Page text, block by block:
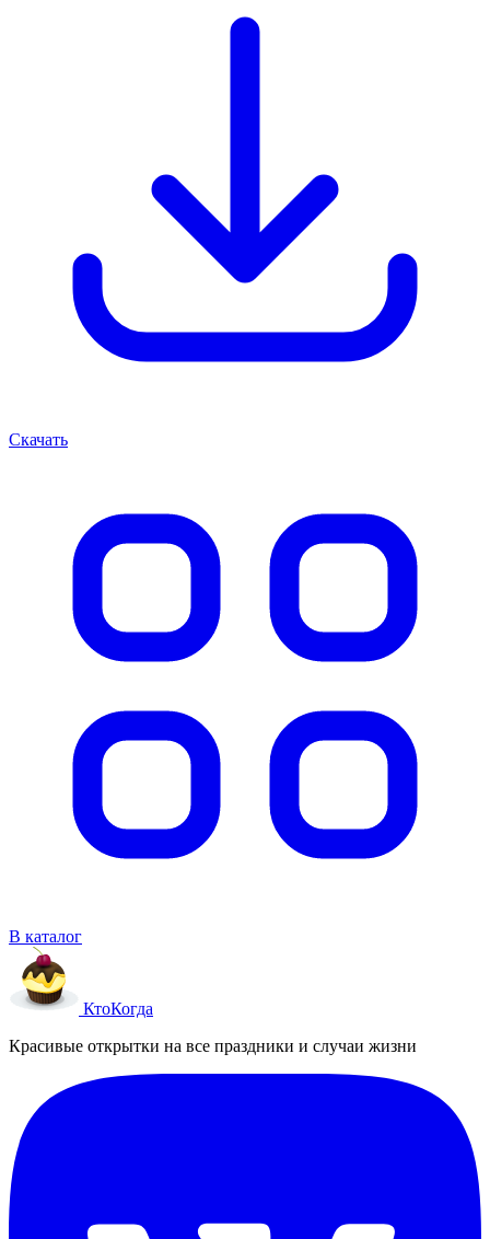
Скачать
В каталог
КтоКогда
Красивые открытки на все праздники и случаи жизни